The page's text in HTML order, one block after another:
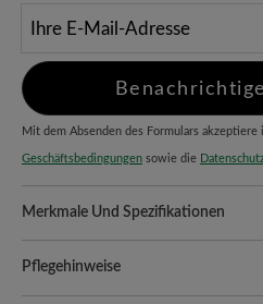
Mit dem Absenden des Formulars akzeptiere
Geschäftsbedingungen sowie die
Merkmale Und Spezifikationen
Natürlich geformte Schuhe,
Komfort für jeden Schritt:Textil
Pflegehinweise